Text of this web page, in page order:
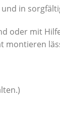
in
oder mit
montieren